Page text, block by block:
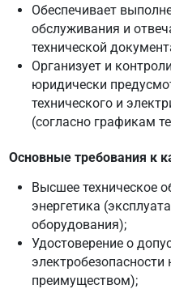
Обеспечивает
обслуживания и
технической
Организует и
юридически
технического и
(согласно графикам
Основные требования к
Высшее техническое
энергетика
оборудования);
Удостоверение о
электробезопасности
преимуществом);